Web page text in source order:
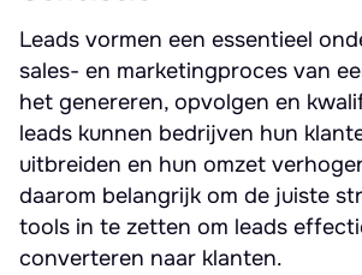
Leads vormen een essentieel
sales- en marketingproces van
het genereren, opvolgen en
leads kunnen bedrijven hun
uitbreiden en hun omzet
daarom belangrijk om de juiste
tools in te zetten om leads
converteren naar klanten.